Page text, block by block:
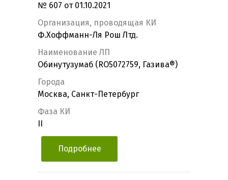
№ 607 от 01.10.2021
Организация, проводящая КИ
Ф.Хоффманн-Ля Рош Лтд.
Наименование ЛП
Обинутузумаб (RO5072759, Газива®)
Города
Москва, Санкт-Петербург
Фаза КИ
Подробнее